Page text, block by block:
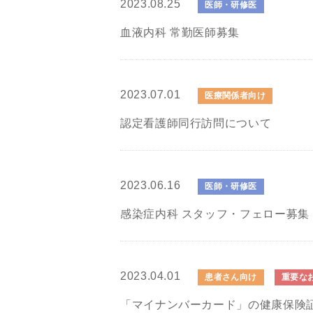
2023.08.25 医師・研修医
血液内科 常勤医師募集
2023.07.01 医療関係者向け
認定看護師同行訪問について
2023.06.16 医師・研修医
感染症内科 スタッフ・フェロー募集
2023.04.01 患者さん向け 重要な
「マイナンバーカード」の健康保険